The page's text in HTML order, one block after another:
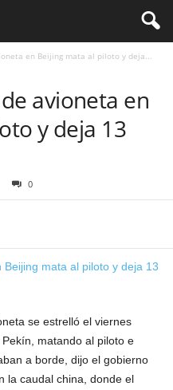
en Beijing mata al piloto y deja...
avioneta en
y deja 13
0
se estrelló el viernes
matando al piloto e
a borde, dijo el gobierno
la caudal china, donde el